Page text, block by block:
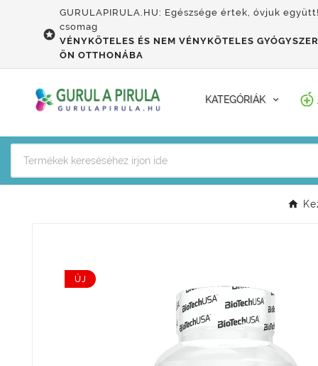

GURULAPIRULA.HU: Egészsége értek, óvjuk
csomag
VÉNYKÖTELES ÉS NEM VÉNYKÖTELES
ÖN OTTHONÁBA
KATEGÓRIÁK
ÚJ